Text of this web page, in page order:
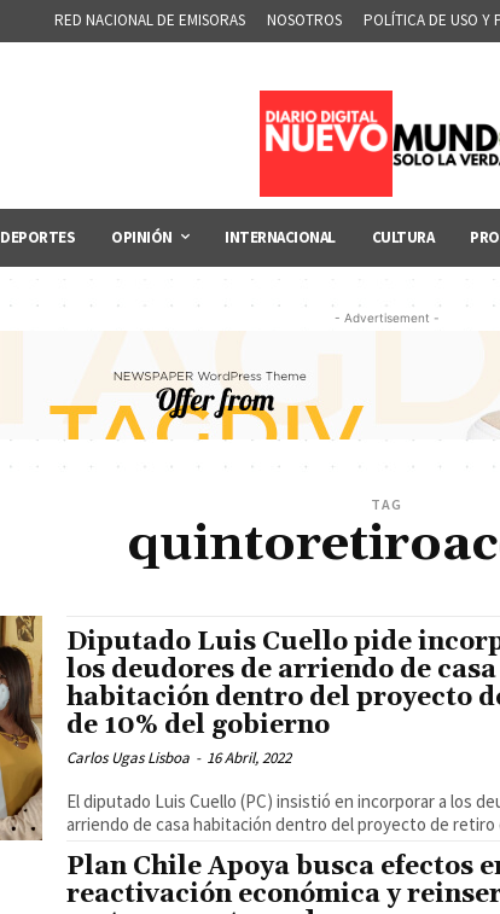
RED NACIONAL DE EMISORAS NOSOTROS POLÍTICA DE USO Y
DEPORTES OPINIÓN INTERNACIONAL CULTURA
- Advertisement -
TAG
Diputado Luis Cuello pide
los deudores de arriendo de casa
habitación dentro del proyecto
de 10% del gobierno
Carlos Ugas Lisboa - 16 Abril, 2022
El diputado Luis Cuello (PC) insistió en incorporar a los
arriendo de casa habitación dentro del proyecto de retiro
Plan Chile Apoya busca efectos
reactivación económica y